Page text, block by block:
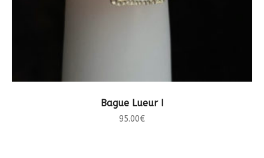
CHOIX DES OPTIONS
Bague Lueur I
95.00€